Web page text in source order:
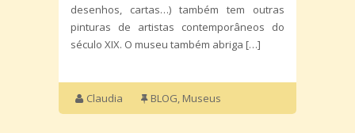
desenhos, cartas…) também tem outras
pinturas de artistas contemporâneos do
século XIX. O museu também abriga […]
Claudia BLOG, Museus